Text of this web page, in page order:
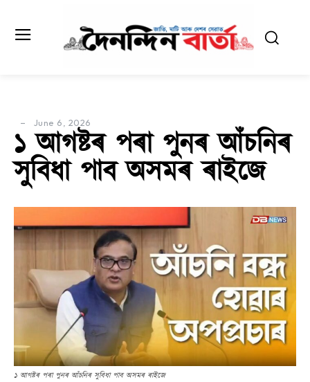
June 6, 2026
১ আগষ্টৰ পৰা পুনৰ আঁচনিৰ
সুবিধা পাব অসমৰ ৰাইজে
১ আগষ্টৰ পৰা পুনৰ আঁচনিৰ সুবিধা পাব অসমৰ ৰাইজে